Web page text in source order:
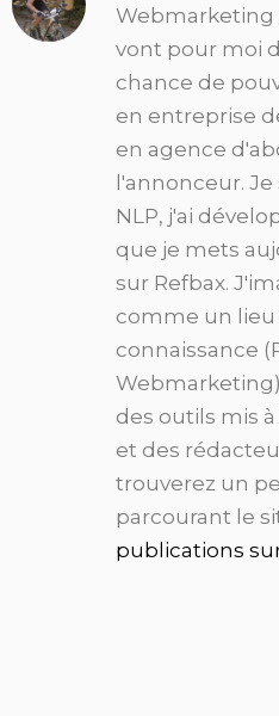
vont pour moi
chance de
en entreprise
en agence
l'annonceur. Je
NLP, j'ai
que je mets
sur Refbax.
comme un
connaissance
des outils mis
et des
trouverez un
parcourant le
publications